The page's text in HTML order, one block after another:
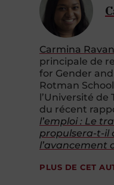
Carmina
principale de
for Gender
Rotman
l’Université
du récent
l’emploi : Le
propulsera-t-il
l’avancement
PLUS DE CET